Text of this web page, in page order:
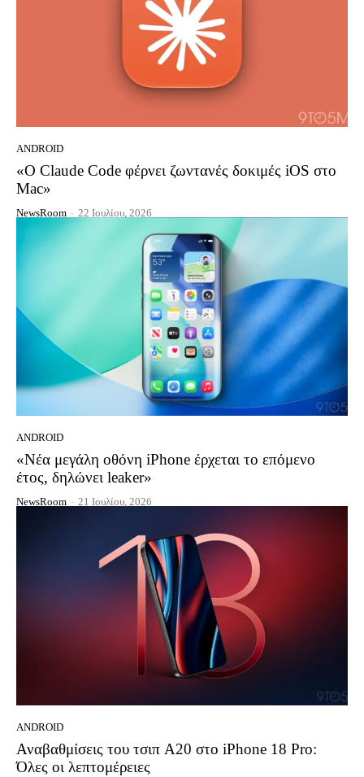
ANDROID
«Ο Claude Code φέρνει ζωντανές δοκιμές iOS στο
Mac»
NewsRoom - 22 Ιουλίου, 2026
ANDROID
«Νέα μεγάλη οθόνη iPhone έρχεται το επόμενο
έτος, δηλώνει leaker»
NewsRoom - 21 Ιουλίου, 2026
ANDROID
Αναβαθμίσεις του τσιπ A20 στο iPhone 18 Pro:
Όλες οι λεπτομέρειες